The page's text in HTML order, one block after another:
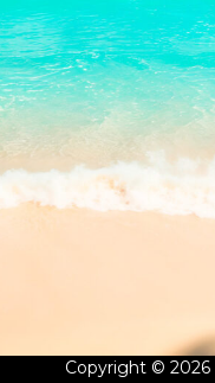
Copyright © 2026